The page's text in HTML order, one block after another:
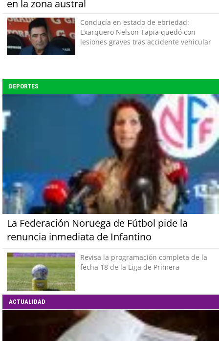
en la zona austral
Conducía en estado de ebriedad:
Exarquero Nelson Tapia quedó con
lesiones graves tras accidente vehicular
DEPORTES
La Federación Noruega de Fútbol pide la
renuncia inmediata de Infantino
Revisa la programación completa de la
fecha 18 de la Liga de Primera
ACTUALIDAD